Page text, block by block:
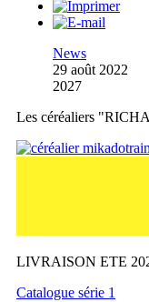
News
29 août 2022
2027
Les céréaliers
LIVRAISON ETE
Catalogue série 1